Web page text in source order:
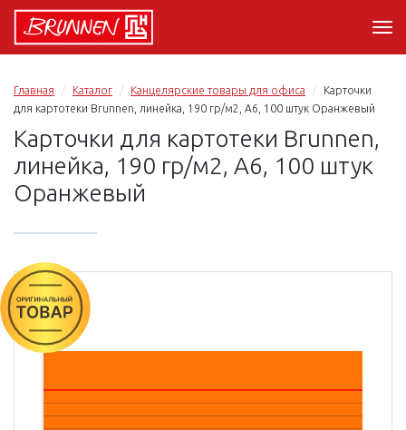
Главная Каталог Канцелярские товары для офиса
Карточки
для картотеки Brunnen, линейка, 190 гр/м2, А6, 100 штук Оранжевый
Карточки для картотеки Brunnen,
линейка, 190 гр/м2, А6, 100 штук
Оранжевый